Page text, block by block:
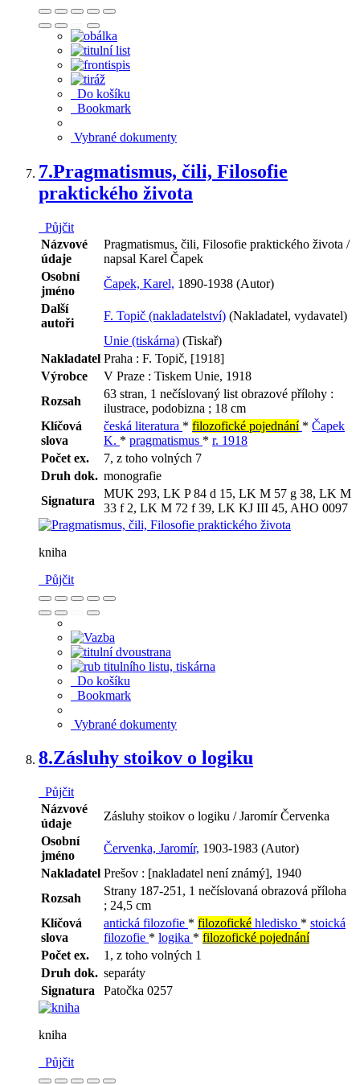
Do košíku
Bookmark
Vybrané dokumenty
7.Pragmatismus, čili, Filosofie
praktického života
Půjčit
Názvové
údaje
Pragmatismus, čili, Filosofie praktického života /
napsal Karel Čapek
Osobní
jméno
Čapek, Karel, 1890-1938 (Autor)
Další
autoři
F. Topič (nakladatelství) (Nakladatel, vydavatel)
Unie (tiskárna) (Tiskař)
Nakladatel Praha : F. Topič, [1918]
Výrobce
V Praze : Tiskem Unie, 1918
Rozsah
63 stran, 1 nečíslovaný list obrazové přílohy :
ilustrace, podobizna ; 18 cm
Klíčová
slova
česká literatura * filozofické pojednání * Čapek
K. * pragmatismus * r. 1918
Počet ex.
7, z toho volných 7
Druh dok. monografie
Signatura
MUK 293, LK P 84 d 15, LK M 57 g 38, LK M
33 f 2, LK M 72 f 39, LK KJ III 45, AHO 0097
kniha
Půjčit
Do košíku
Bookmark
Vybrané dokumenty
8.Zásluhy stoikov o logiku
Půjčit
Názvové
údaje
Zásluhy stoikov o logiku / Jaromír Červenka
Osobní
jméno
Červenka, Jaromír, 1903-1983 (Autor)
Nakladatel Prešov : [nakladatel není známý], 1940
Rozsah
Strany 187-251, 1 nečíslovaná obrazová příloha
; 24,5 cm
Klíčová
slova
antická filozofie * filozofické hledisko * stoická
filozofie * logika * filozofické pojednání
Počet ex.
1, z toho volných 1
Druh dok. separáty
Signatura
Patočka 0257
kniha
Půjčit